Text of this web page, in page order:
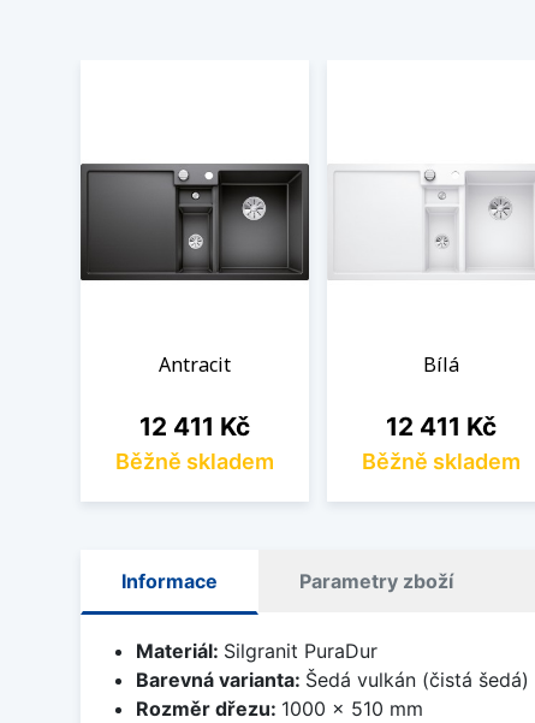
Antracit
Cena
12 411 Kč
Běžně skladem
Bílá
Cena
12 411 Kč
Běžně skladem
Informace Parametry zboží
Materiál: Silgranit PuraDur
Barevná varianta: Šedá vulkán (čistá šedá)
Rozměr dřezu: 1000 x 510 mm